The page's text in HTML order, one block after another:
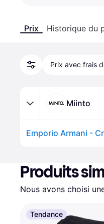
Prix Historique du
Prix avec frais
Miinto
Produits
Nous avons choisi
Tendance